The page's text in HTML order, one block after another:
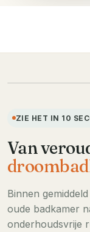
ZIE HET IN 10
Van
Binnen
oude badkamer
onderhoudsvrije